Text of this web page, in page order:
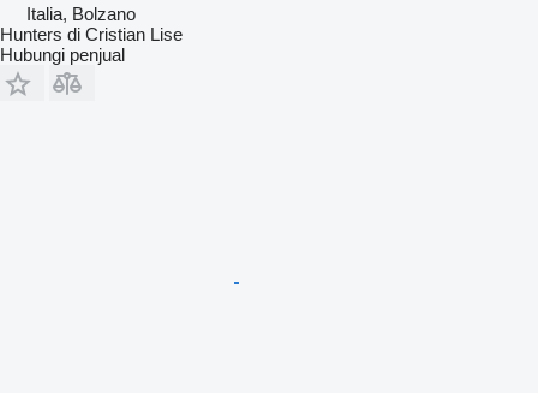
Italia, Bolzano
Hunters di Cristian Lise
Hubungi penjual